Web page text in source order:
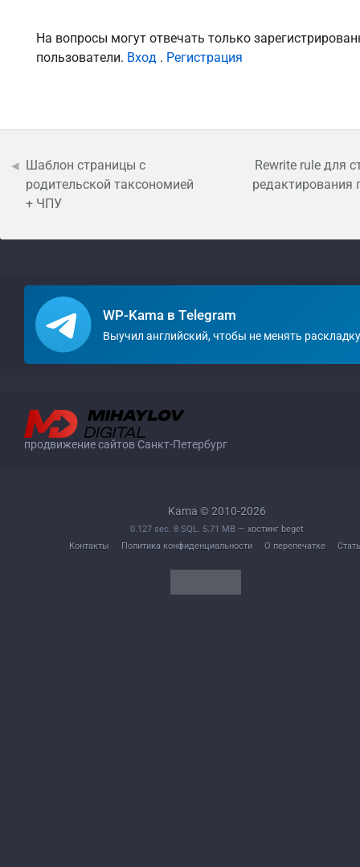
На вопросы могут отвечать только
пользователи. Вход . Регистрация
Шаблон страницы с
родительской таксономией
+ ЧПУ
Rewrite rule для
редактирования
WP-Kama в Telegram
Выучил английский, чтобы не менять
продвижение сайтов Санкт-Петербург
Kama © 2010-2026
0.127 sec. 8 SQL. 5.71 MB — хостинг beget
Контакты
Политика конфиденциальности О перепечатке